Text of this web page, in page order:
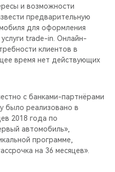
и возможности
предварительную
для оформления
trade-in. Онлайн-
клиентов в
время нет действующих
с банками-партнёрами
было реализовано в
2018 года по
автомобиль»,
программе,
на 36 месяцев».